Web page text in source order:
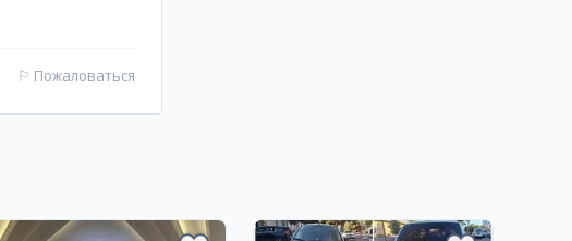
⚐ Пожаловаться